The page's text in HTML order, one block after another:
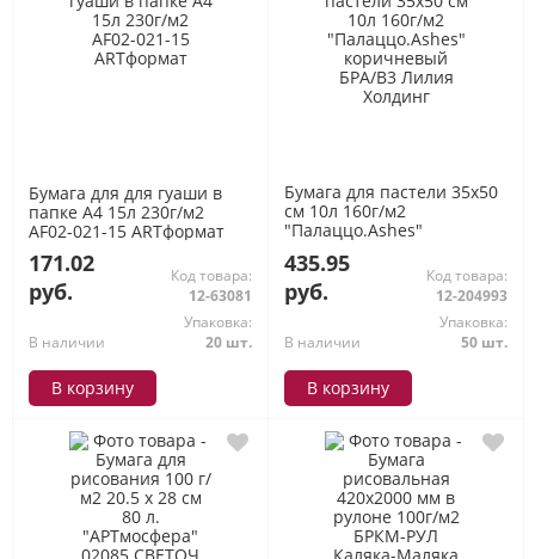
Бумага для для гуаши в
папке А4 15л 230г/м2
AF02-021-15 ARTформат
171.02
руб.
Код товара:
12-63081
В наличии
Упаковка:
20 шт.
В корзину
Бумага для пастели 35х50
см 10л 160г/м2
"Палаццо.Аshes"
Холдинг
435.95
руб.
Код товара:
12-204993
В наличии
Упаковка:
50 шт.
В корзину